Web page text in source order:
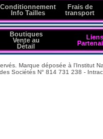
Conditionnement
Info Tailles
Frais de
transport
Boutiques
Vente au
Détail
Liens
Marque déposée à l'Institut
Sociétés N° 814 731 238 -